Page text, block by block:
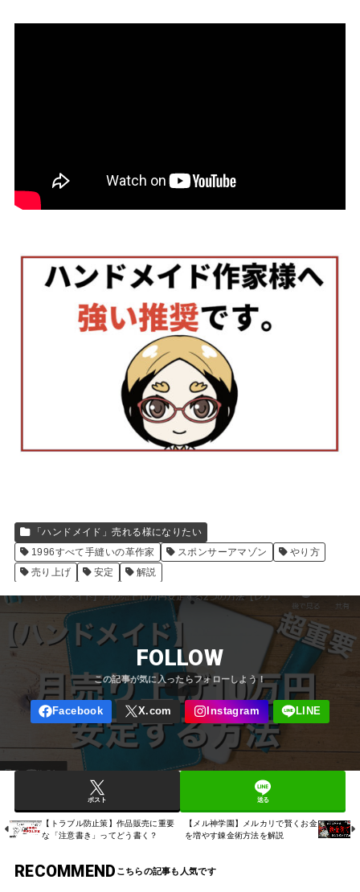
「ハンドメイド」売れる様になりたい
1996すべて手縫いの革作家
スポンサーアマゾン
やり方
売り上げ
安定 解説
FOLLOW
ポスト 送る
【トラブル防止策】作品販売に重要
な「注意書き」ってどう書く？
【メル神学園】メルカリで賢くお金
を増やす錬金術方法を解説
RECOMMEND